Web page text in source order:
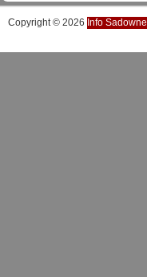
Copyright © 2026 Info Sadowne